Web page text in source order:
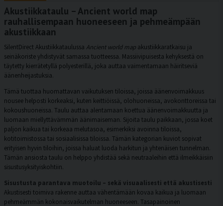
Akustiikkataulu – Ancient world map
rauhallisempaan huoneeseen ja pehmeämpään
akustiikkaan
SilentDirect Akustiikkataulussa Ancient world map akustiikkaratkaisu ja
seinäkoriste yhdistyvät samassa tuotteessa. Massiivipuisesta kehyksestä on
täytetty kierrätetyllä polyesterillä, joka auttaa vaimentamaan häiritseviä
äänenheijastuksia.
Tämä tuottaa huomattavan vaikutuksen tiloissa, joissa äänenvoimakkuus
nousee helposti korkeaksi, kuten keittiöissä, olohuoneissa, avokonttoreissa tai
kokoushuoneissa. Taulu auttaa alentamaan koettua äänenvoimakkuutta ja
luomaan miellyttävämmän äänimaiseman. Sijoita taulu paikkaan, jossa koet
paljon kaikua tai korkeaa melutasoa, esimerkiksi avoinna tiloissa,
kotitoimistossa tai sosiaalisissa tiloissa. Tämän kategorian kuviot sopivat
erityisen hyvin tiloihin, joissa haluat luoda harkitun ja yhtenäisen tunnelman.
Tämän ansiosta taulu on helppo yhdistää sekä neutraaleihin että ilmeikkäisiin
sisustusyksityiskohtiin.
Sisustusta parantava muotoilu – sekä visuaalisesti että akustisesti
Akustisesti toimiva rakenne auttaa vähentämään kovaa kaikua ja luomaan
pehmeämmän kokonaisvaikutelman huoneeseen. Tasapainoinen